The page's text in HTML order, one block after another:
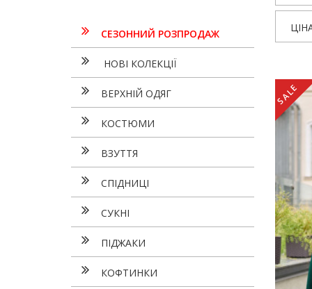
СЕЗОННИЙ РОЗПРОДАЖ
НОВІ КОЛЕКЦІЇ
ВЕРХНІЙ ОДЯГ
КОСТЮМИ
ВЗУТТЯ
СПІДНИЦІ
СУКНI
ПІДЖАКИ
КОФТИНКИ
SALE